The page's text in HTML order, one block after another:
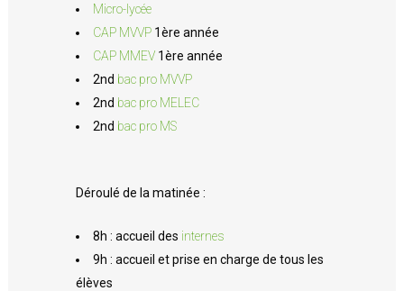
Micro-lycée
CAP MVVP 1ère année
CAP MMEV 1ère année
2nd bac pro MVVP
2nd bac pro MELEC
2nd bac pro MS
Déroulé de la matinée :
8h : accueil des internes
9h : accueil et prise en charge de tous les
élèves